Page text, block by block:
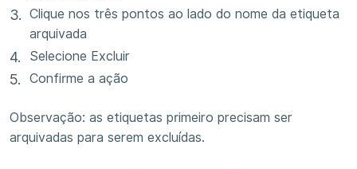
Clique nos três pontos ao lado do nome da etiqueta
arquivada
Selecione Excluir
Confirme a ação
Observação: as etiquetas primeiro precisam ser
arquivadas para serem excluídas.